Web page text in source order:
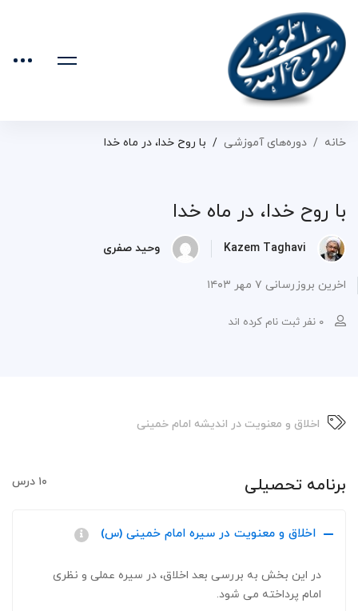
خانه دوره‌های آموزشی با روح خدا، در ماه خدا
با روح خدا، در ماه خدا
Kazem Taghavi وحید صفری
اخرین بروزرسانی ۷ مهر ۱۴۰۳
۰ نفر ثبت نام کرده اند
اخلاق و معنویت در اندیشه امام خمینی
برنامه تحصیلی ۱۰ درس
اخلاق و معنویت در سیره امام خمینی (س)
در این بخش به بررسی بعد اخلاق، در سیره عملی و نظری
امام پرداخته می شود.